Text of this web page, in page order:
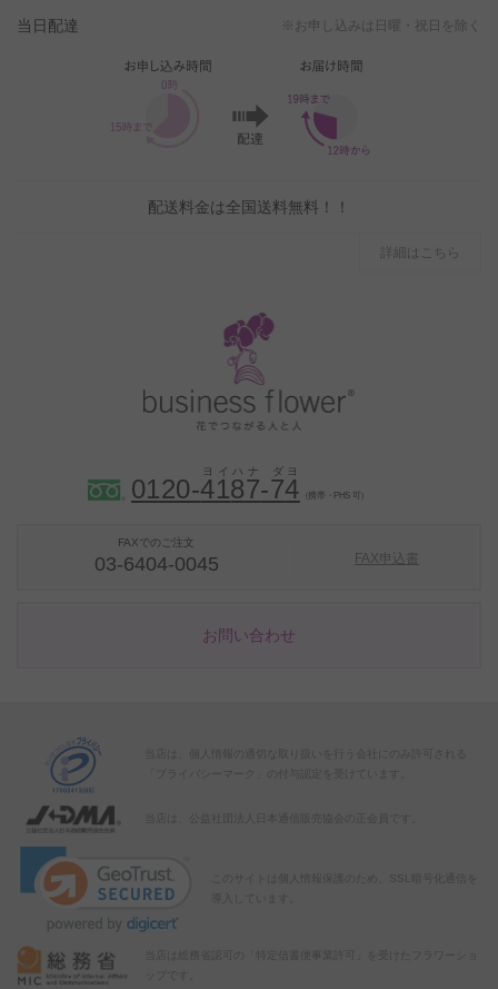
当日配達 ※お申し込みは日曜・祝日を除く
配送料金は全国送料無料！！
詳細はこちら
0120-4187-74 （携帯・PHS 可）
FAXでのご注文
03-6404-0045 FAX申込書
お問い合わせ
当店は、個人情報の適切な取り扱いを行う会社にのみ許可される
「プライバシーマーク」の付与認定を受けています。
当店は、公益社団法人日本通信販売協会の正会員です。
このサイトは個人情報保護のため、SSL暗号化通信を
導入しています。
当店は総務省認可の「特定信書便事業許可」を受けたフラワーショ